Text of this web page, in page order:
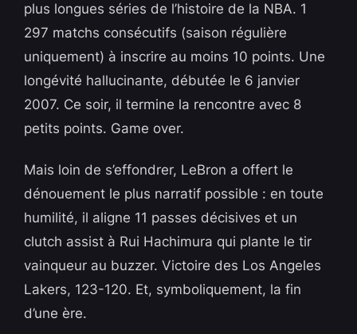
plus longues séries de l’histoire de la NBA. 1
297 matchs consécutifs (saison régulière
uniquement) à inscrire au moins 10 points. Une
longévité hallucinante, débutée le 6 janvier
2007. Ce soir, il termine la rencontre avec 8
petits points. Game over.
Mais loin de s’effondrer, LeBron a offert le
dénouement le plus narratif possible : en toute
humilité, il aligne 11 passes décisives et un
clutch assist à Rui Hachimura qui plante le tir
vainqueur au buzzer. Victoire des Los Angeles
Lakers, 123-120. Et, symboliquement, la fin
d’une ère.